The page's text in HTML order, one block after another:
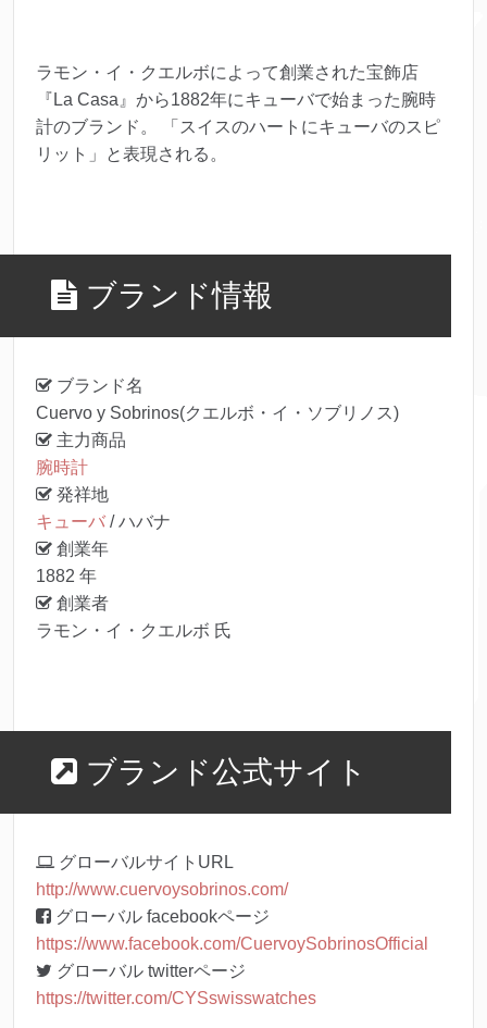
ラモン・イ・クエルボによって創業された宝飾店
『La Casa』から1882年にキューバで始まった腕時
計のブランド。 「スイスのハートにキューバのスピ
リット」と表現される。
ブランド情報
ブランド名
Cuervo y Sobrinos(クエルボ・イ・ソブリノス)
主力商品
腕時計
発祥地
キューバ / ハバナ
創業年
1882 年
創業者
ラモン・イ・クエルボ 氏
ブランド公式サイト
グローバルサイトURL
http://www.cuervoysobrinos.com/
グローバル facebookページ
https://www.facebook.com/CuervoySobrinosOfficial
グローバル twitterページ
https://twitter.com/CYSswisswatches